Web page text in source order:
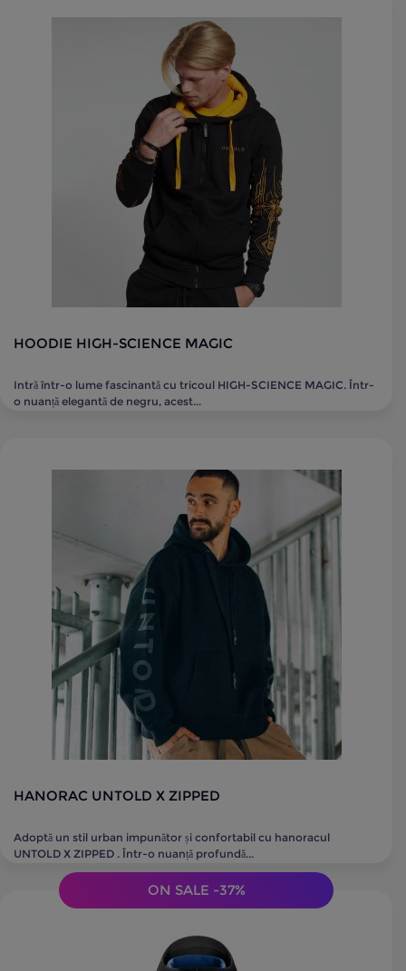
HOODIE HIGH-SCIENCE MAGIC
Intră într-o lume fascinantă cu tricoul HIGH-SCIENCE MAGIC. Într-
o nuanță elegantă de negru, acest...
HANORAC UNTOLD X ZIPPED
Adoptă un stil urban impunător și confortabil cu hanoracul
UNTOLD X ZIPPED . Într-o nuanță profundă...
ON SALE -37%